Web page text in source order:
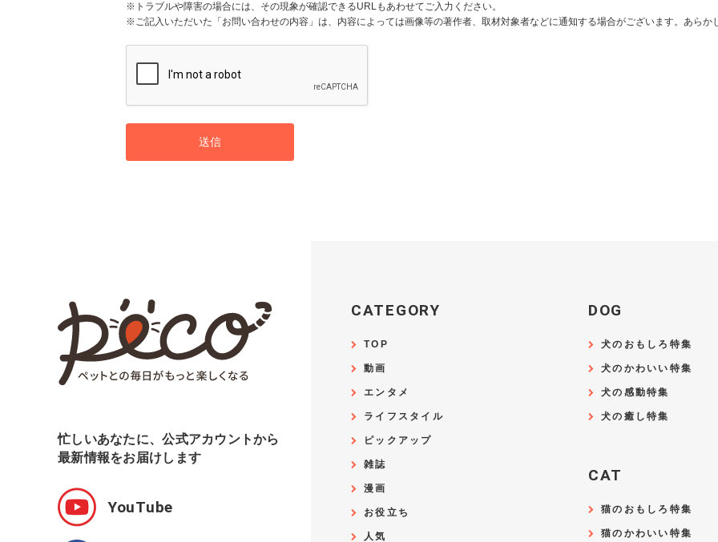
※トラブルや障害の場合には、その現象が確認できるURLもあわせてご入力ください。
※ご記入いただいた「お問い合わせの内容」は、内容によっては画像等の著作者、取材対象者などに通知する場合がございます。あらか
送信
忙しいあなたに、公式アカウントから
最新情報をお届けします
YouTube
CATEGORY
TOP
動画
エンタメ
ライフスタイル
ピックアップ
雑誌
漫画
お役立ち
人気
DOG
犬のおもしろ特集
犬のかわいい特集
犬の感動特集
犬の癒し特集
CAT
猫のおもしろ特集
猫のかわいい特集